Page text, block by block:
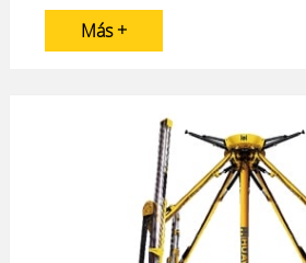
martillo hidráulico para triturar rocas
de manera eficiente.
Más +